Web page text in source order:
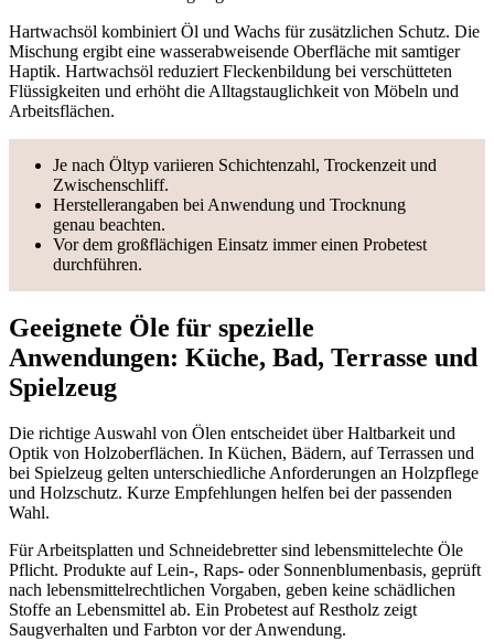
Hartwachsöl kombiniert Öl und Wachs für zusätzlichen Schutz. Die
Mischung ergibt eine wasserabweisende Oberfläche mit samtiger
Haptik. Hartwachsöl reduziert Fleckenbildung bei verschütteten
Flüssigkeiten und erhöht die Alltagstauglichkeit von Möbeln und
Arbeitsflächen.
Je nach Öltyp variieren Schichtenzahl, Trockenzeit und
Zwischenschliff.
Herstellerangaben bei Anwendung und Trocknung
genau beachten.
Vor dem großflächigen Einsatz immer einen Probetest
durchführen.
Geeignete Öle für spezielle
Anwendungen: Küche, Bad, Terrasse und
Spielzeug
Die richtige Auswahl von Ölen entscheidet über Haltbarkeit und
Optik von Holzoberflächen. In Küchen, Bädern, auf Terrassen und
bei Spielzeug gelten unterschiedliche Anforderungen an Holzpflege
und Holzschutz. Kurze Empfehlungen helfen bei der passenden
Wahl.
Für Arbeitsplatten und Schneidebretter sind lebensmittelechte Öle
Pflicht. Produkte auf Lein-, Raps- oder Sonnenblumenbasis, geprüft
nach lebensmittelrechtlichen Vorgaben, geben keine schädlichen
Stoffe an Lebensmittel ab. Ein Probetest auf Restholz zeigt
Saugverhalten und Farbton vor der Anwendung.